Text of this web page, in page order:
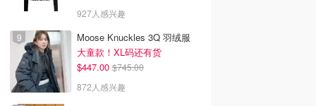
927人感兴趣
Moose Knuckles 3Q 羽绒服
大童款！XL码还有货
$447.00 $745.00
872人感兴趣